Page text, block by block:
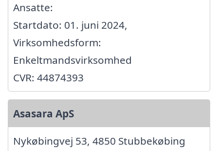
Ansatte:
Startdato: 01. juni 2024,
Virksomhedsform:
Enkeltmandsvirksomhed
CVR: 44874393
Asasara ApS
Nykøbingvej 53, 4850 Stubbekøbing